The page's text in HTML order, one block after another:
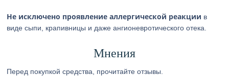
Не исключено проявление аллергической реакции в
виде сыпи, крапивницы и даже ангионевротического отека.
Мнения
Перед покупкой средства, прочитайте отзывы.